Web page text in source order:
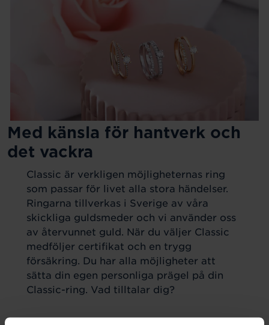
Med känsla för hantverk och
det vackra
Classic är verkligen möjligheternas ring
som passar för livet alla stora händelser.
Ringarna tillverkas i Sverige av våra
skickliga guldsmeder och vi använder oss
av återvunnet guld. När du väljer Classic
medföljer certifikat och en trygg
försäkring. Du har alla möjligheter att
sätta din egen personliga prägel på din
Classic-ring. Vad tilltalar dig?